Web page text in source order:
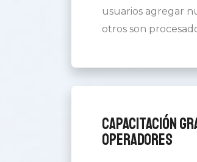
usuarios agregar
otros son
Capacitación
operadores